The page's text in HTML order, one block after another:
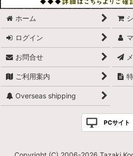
ホーム
ログイン
お問合せ
ご利用案内
Overseas shipping
PCサイト